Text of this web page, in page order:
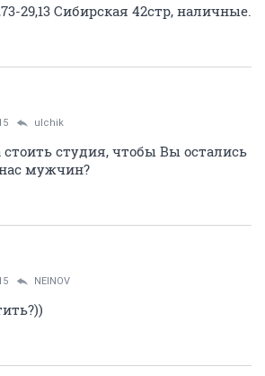
29,13 Сибирская 42стр, наличные.
ulchik
студия, чтобы Вы остались
мужчин?
NEINOV